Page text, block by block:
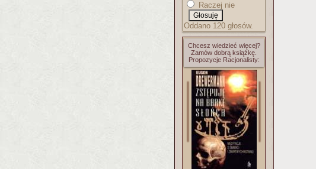
Raczej nie
Oddano 120 głosów.
Chcesz wiedzieć więcej?
Zamów dobrą książkę.
Propozycje Racjonalisty: